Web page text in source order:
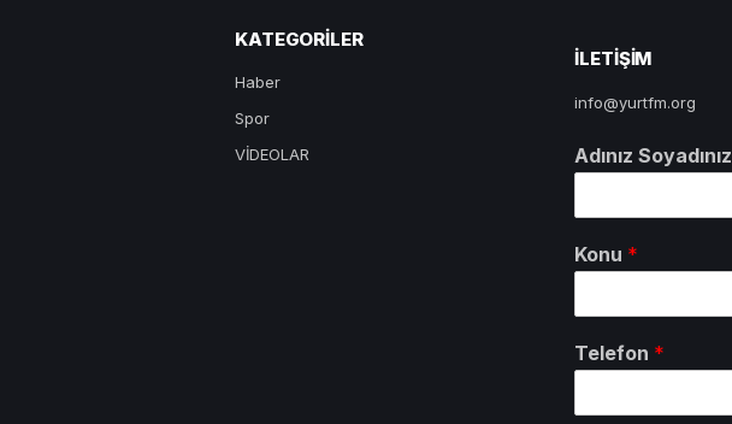
KATEGORILER
Haber
Spor
VİDEOLAR
ILETIŞIM
info@yurtfm.org
Adınız Soyadınız
Konu *
Telefon *